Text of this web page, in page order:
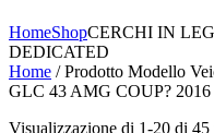
HomeShopCERCHI IN
DEDICATED
Home / Prodotto Modello
GLC 43 AMG COUP? 2016
Visualizzazione di 1-20 di 45